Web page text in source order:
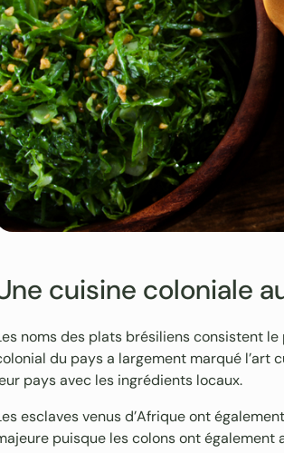
cuisine coloniale
noms des plats brésiliens consistent
du pays a largement marqué l’art
pays avec les ingrédients locaux.
esclaves venus d’Afrique ont
puisque les colons ont également